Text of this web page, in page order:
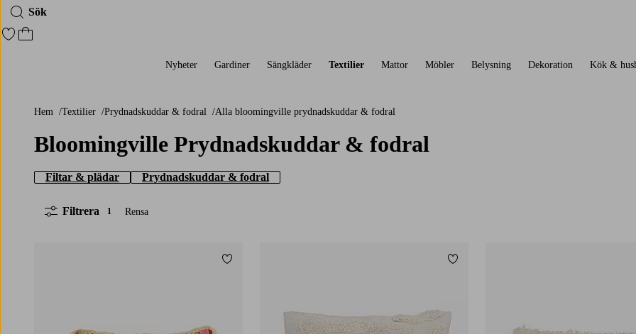
Sök
Gå till favoritmarkerade produkter
Gå till kundvagnen
Nyheter Gardiner Sängkläder Textilier Mattor Möbler Belysning Dekoration Kök &
Hem Textilier Prydnadskuddar & fodral Alla bloomingville prydnadskuddar & fodral
Bloomingville Prydnadskuddar & fodral
Filtar & plädar Prydnadskuddar & fodral
Filtrera 1 Rensa
Lägg till i favoriter Lägg till i favoriter